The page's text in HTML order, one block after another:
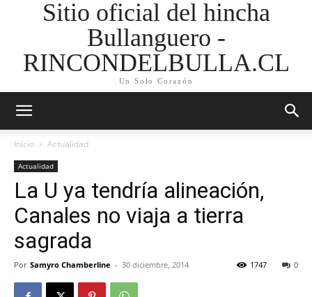
Sitio oficial del hincha
Bullanguero -
RINCONDELBULLA.CL
Un Solo Corazón
Inicio Actualidad
Actualidad
La U ya tendría alineación,
Canales no viaja a tierra
sagrada
Por Samyro Chamberline - 30 diciembre, 2014 0
1747